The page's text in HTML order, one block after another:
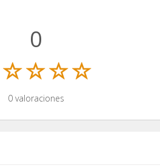
0
0 valoraciones